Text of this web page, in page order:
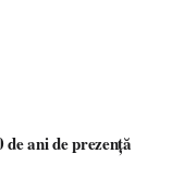
ani de prezență